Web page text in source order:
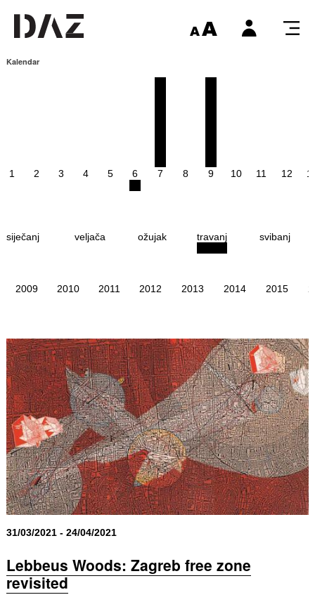
Kalendar
1 2 3 4 5 6 7 8 9 10 11 12
siječanj veljača ožujak travanj svibanj
2009 2010 2011 2012 2013 2014 2015
31/03/2021 - 24/04/2021
Lebbeus Woods: Zagreb free zone
revisited